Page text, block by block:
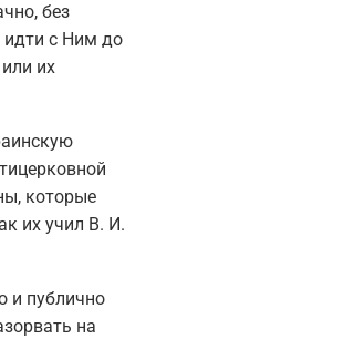
без
идти с Ним до
их
которые
их учил В. И.
и публично
на